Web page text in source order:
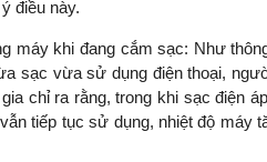
điều này.
máy khi đang cắm sạc: Như
sạc vừa sử dụng điện thoại,
chỉ ra rằng, trong khi sạc điện
tiếp tục sử dụng, nhiệt độ máy